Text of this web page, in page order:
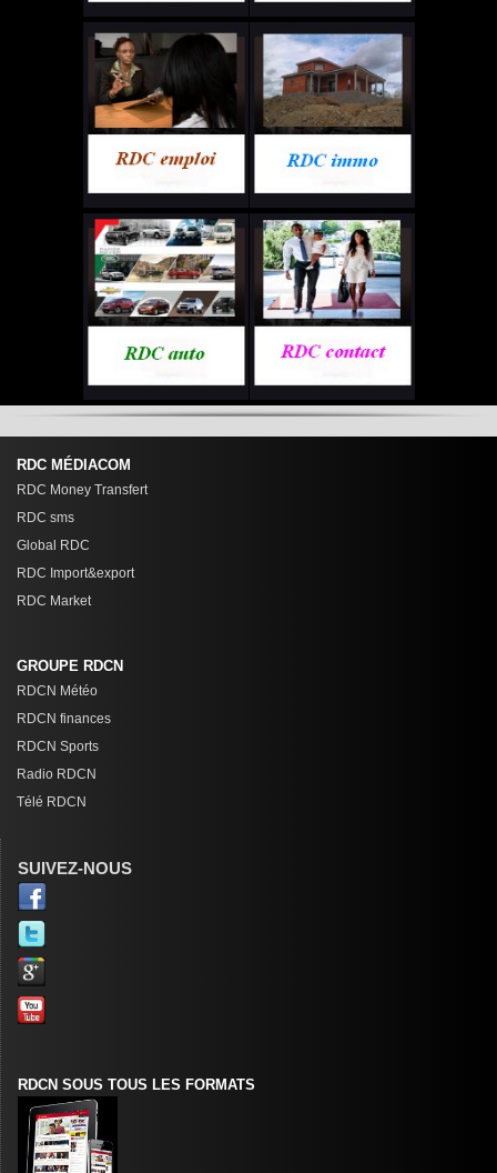
RDC MÉDIACOM
RDC Money Transfert
RDC sms
Global RDC
RDC Import&export
RDC Market
GROUPE RDCN
RDCN Météo
RDCN finances
RDCN Sports
Radio RDCN
Télé RDCN
SUIVEZ-NOUS
RDCN SOUS TOUS LES FORMATS